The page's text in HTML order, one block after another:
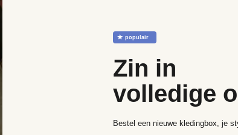
☆ populair
Zin in
volledige
Bestel een nieuwe kledingbox, je